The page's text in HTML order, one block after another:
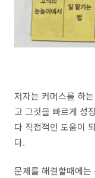
저자는 커머스를 하
고 그것을 빠르게 성
다 직접적인 도움이
다.
문제를 해결할때에